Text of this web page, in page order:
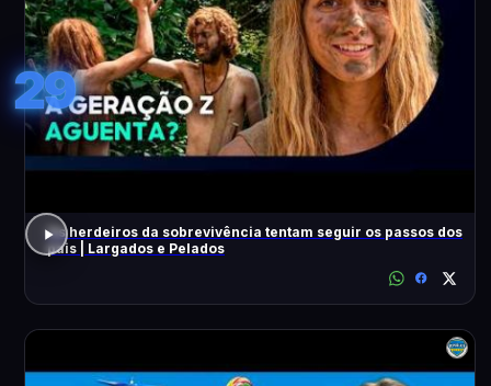
29
Os herdeiros da sobrevivência tentam seguir os passos dos
pais | Largados e Pelados